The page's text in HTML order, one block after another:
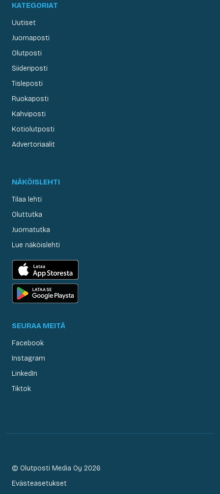
KATEGORIAT
Uutiset
Juomaposti
Olutposti
Siideriposti
Tisleposti
Ruokaposti
Kahviposti
Kotiolutposti
Advertoriaalit
NÄKÖISLEHTI
Tilaa lehti
Oluttutka
Juomatutka
Lue näköislehti
SEURAA MEITÄ
Facebook
Instagram
LinkedIn
Tiktok
© Olutposti Media Oy 2026
Evästeasetukset